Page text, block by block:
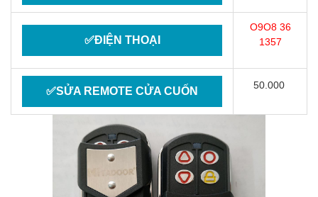
✅ĐIỆN THOẠI
O9O8 36
1357
✅SỬA REMOTE CỬA CUỐN 50.000